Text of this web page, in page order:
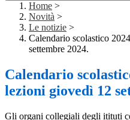
Home >
Novità >
Le notizie >
Calendario scolastico
settembre 2024.
Calendario
lezioni giovedì 12
Gli organi collegiali degli itituti